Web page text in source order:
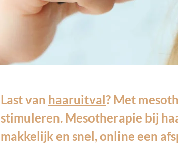
Last van haaruitval? Met
stimuleren. Mesotherapie bij
makkelijk en snel, online een